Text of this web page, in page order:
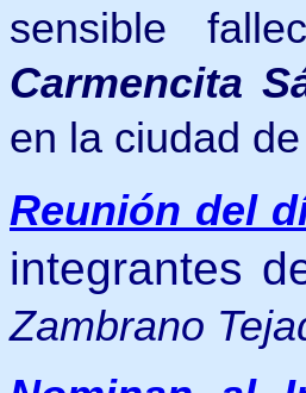
sensible
Carmencita
en la ciudad
Reunión del
integrantes
Zambrano